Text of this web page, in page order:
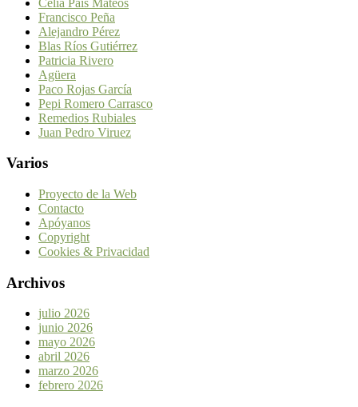
Francisco Peña
Alejandro Pérez
Blas Ríos Gutiérrez
Patricia Rivero
Agüera
Paco Rojas García
Pepi Romero Carrasco
Remedios Rubiales
Juan Pedro Viruez
Varios
Proyecto de la Web
Contacto
Apóyanos
Copyright
Cookies & Privacidad
Archivos
julio 2026
junio 2026
mayo 2026
abril 2026
marzo 2026
febrero 2026